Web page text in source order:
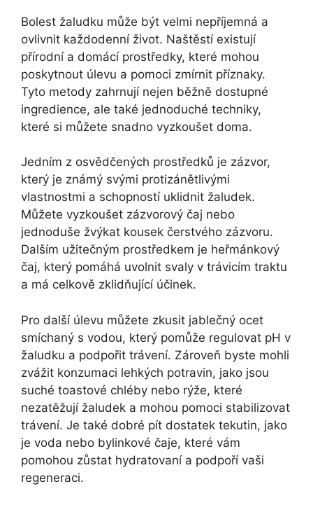
Bolest žaludku může být velmi nepříjemná a
ovlivnit každodenní život. Naštěstí existují
přírodní a domácí prostředky, které mohou
poskytnout úlevu a pomoci zmírnit příznaky.
Tyto metody zahrnují nejen běžně dostupné
ingredience, ale také jednoduché techniky,
které si můžete snadno vyzkoušet doma.
Jedním z osvědčených prostředků je zázvor,
který je známý svými protizánětlivými
vlastnostmi a schopností uklidnit žaludek.
Můžete vyzkoušet zázvorový čaj nebo
jednoduše žvýkat kousek čerstvého zázvoru.
Dalším užitečným prostředkem je heřmánkový
čaj, který pomáhá uvolnit svaly v trávicím traktu
a má celkově zklidňující účinek.
Pro další úlevu můžete zkusit jablečný ocet
smíchaný s vodou, který pomůže regulovat pH v
žaludku a podpořit trávení. Zároveň byste mohli
zvážit konzumaci lehkých potravin, jako jsou
suché toastové chléby nebo rýže, které
nezatěžují žaludek a mohou pomoci stabilizovat
trávení. Je také dobré pít dostatek tekutin, jako
je voda nebo bylinkové čaje, které vám
pomohou zůstat hydratovaní a podpoří vaši
regeneraci.